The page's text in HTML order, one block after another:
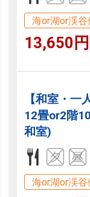
海or湖or渓谷
13,650
【和室・
12畳or2階
和室)
海or湖or渓谷